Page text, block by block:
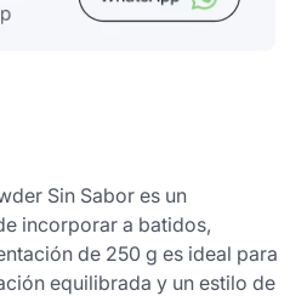
Sin Sabor es un
incorporar a batidos,
de 250 g es ideal para
equilibrada y un estilo de